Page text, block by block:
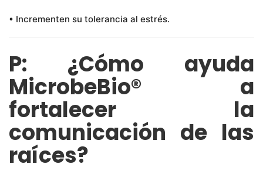
• Incrementen su tolerancia al estrés.
P: ¿Cómo ayuda
MicrobeBio® a
fortalecer la
comunicación de las
raíces?